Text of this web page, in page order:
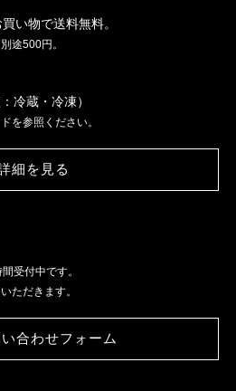
い物で送料無料。
途500円。
冷蔵・冷凍）
を参照ください。
細を見る
受付中です。
ただきます。
合わせフォーム